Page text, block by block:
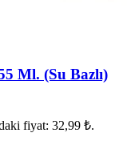
Ml. (Su Bazlı)
fiyat: 32,99 ₺.